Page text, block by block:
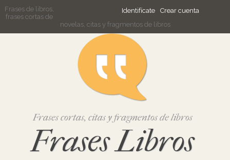
Identifícate Crear cuenta
Frases de libros,
frases cortas de
novelas, citas y fragmentos de libros
Frases cortas, citas y fragmentos de libros
Frases Libros